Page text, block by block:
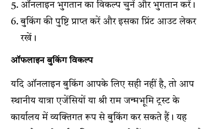
ऑनलाइन भुगतान का विकल्प चुनें और भुगतान करें।
बुकिंग की पुष्टि प्राप्त करें और इसका प्रिंट आउट लेकर
रखें।
ऑफलाइन बुकिंग विकल्प
यदि ऑनलाइन बुकिंग आपके लिए सही नहीं है, तो आप
स्थानीय यात्रा एजेंसियों या श्री राम जन्मभूमि ट्रस्ट के
कार्यालय में व्यक्तिगत रूप से बुकिंग कर सकते हैं। यह